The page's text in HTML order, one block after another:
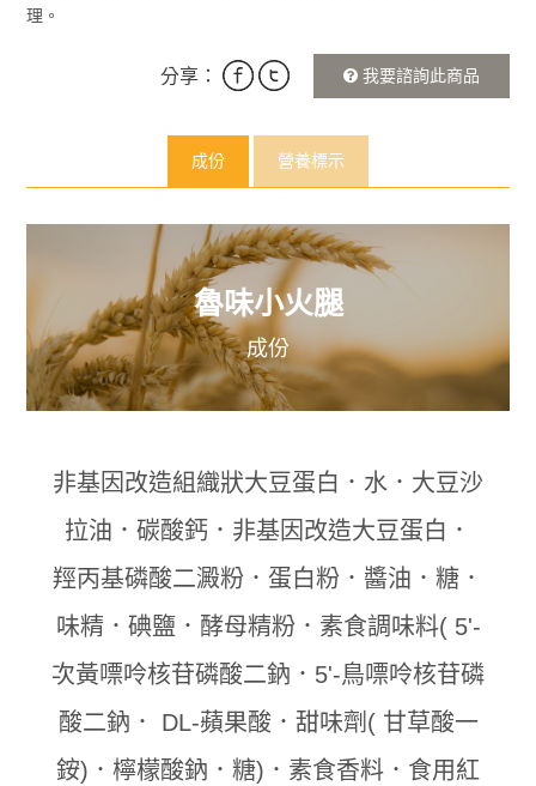
理。
分享： 我要諮詢此商品
成份 營養標示
魯味小火腿
成份
非基因改造組織狀大豆蛋白．水．大豆沙
拉油．碳酸鈣．非基因改造大豆蛋白．
羥丙基磷酸二澱粉．蛋白粉．醬油．糖．
味精．碘鹽．酵母精粉．素食調味料( 5'-
次黃嘌呤核苷磷酸二鈉．5'-鳥嘌呤核苷磷
酸二鈉． DL-蘋果酸．甜味劑( 甘草酸一
銨)．檸檬酸鈉．糖)．素食香料．食用紅